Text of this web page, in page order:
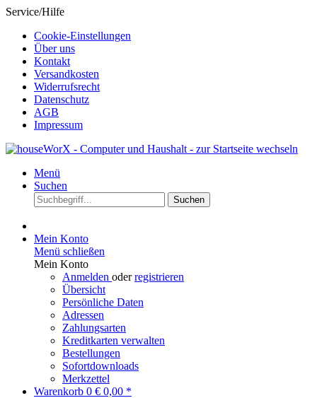
Service/Hilfe
Cookie-Einstellungen
Über uns
Kontakt
Versandkosten
Widerrufsrecht
Datenschutz
AGB
Impressum
Menü
Suchen
Suchen
Mein Konto
Menü schließen
Mein Konto
Anmelden oderregistrieren
Übersicht
Persönliche Daten
Adressen
Zahlungsarten
Kreditkarten verwalten
Bestellungen
Sofortdownloads
Merkzettel
Warenkorb 0 € 0,00 *